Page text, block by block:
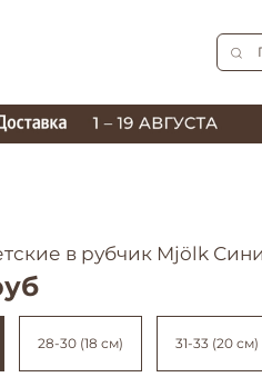
в рубчик Mjölk
28-30 (18 см) 31-33 (20 см)